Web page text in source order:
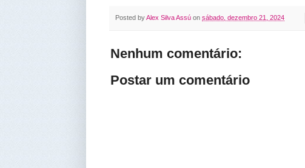
Posted byAlex Silva Assú on sábado, dezembro 21, 2024
Nenhum comentário:
Postar um comentário